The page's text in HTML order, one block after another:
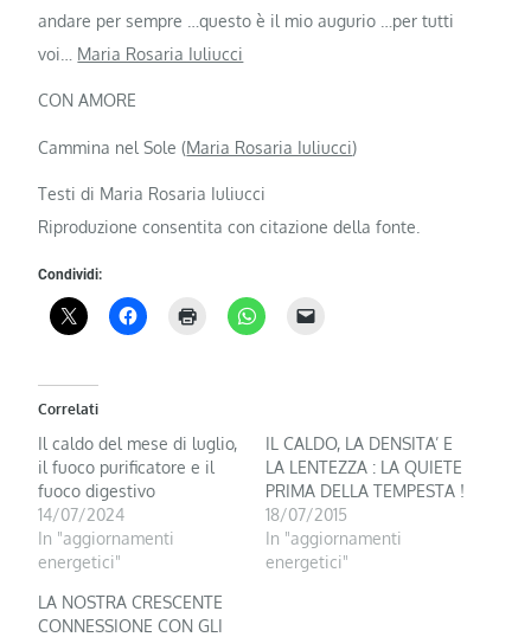
andare per sempre …questo è il mio augurio …per tutti
voi… Maria Rosaria Iuliucci
CON AMORE
Cammina nel Sole (Maria Rosaria Iuliucci)
Testi di Maria Rosaria Iuliucci
Riproduzione consentita con citazione della fonte.
Condividi:
Correlati
Il caldo del mese di luglio,
il fuoco purificatore e il
fuoco digestivo
14/07/2024
In "aggiornamenti
energetici"
IL CALDO, LA DENSITA’ E
LA LENTEZZA : LA QUIETE
PRIMA DELLA TEMPESTA !
18/07/2015
In "aggiornamenti
energetici"
LA NOSTRA CRESCENTE
CONNESSIONE CON GLI